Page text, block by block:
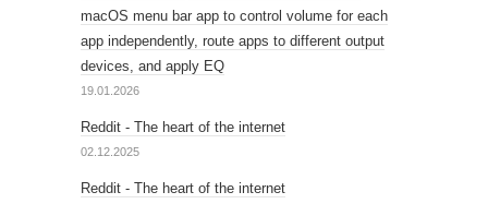
macOS menu bar app to control volume for each
app independently, route apps to different output
devices, and apply EQ
19.01.2026
Reddit - The heart of the internet
02.12.2025
Reddit - The heart of the internet